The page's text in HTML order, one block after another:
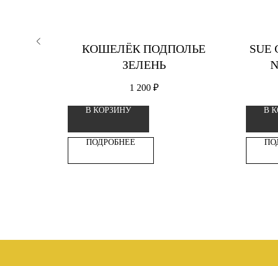
КОШЕЛЁК ПОДПОЛЬЕ
ЗЕЛЕНЬ
1 200 ₽
В КОРЗИНУ
ПОДРОБНЕЕ
SUE
В